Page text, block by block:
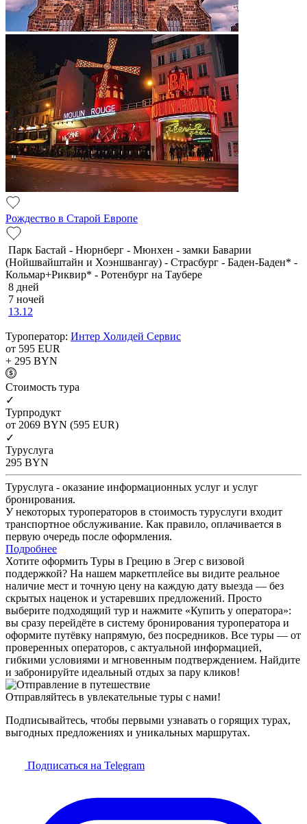
Рождество в Старой Европе
Парк Бастай - Нюрнберг - Мюнхен - замки Баварии
(Нойшвайштайн и Хоэншвангау) - Страсбург - Баден-Баден* -
Кольмар+Риквир* - Ротенбург на Таубере
8 дней
7 ночей
13.12
Туроператор: Интер Холидей Сервис
от 595 EUR
+ 295 BYN
Cтоимость тура
✓
Турпродукт
от 2069 BYN (595 EUR)
✓
Туруслуга
295 BYN
Туруслуга - оказание информационных услуг и услуг
бронирования.
У некоторых туроператоров в стоимость туруслуги входит
транспортное обслуживание. Как правило, оплачивается в
первую очередь после оформления.
Подробнее
Хотите оформить Туры в Грецию в Эгер с визовой
поддержкой? На нашем маркетплейсе вы видите реальное
наличие мест и точную цену на каждую дату выезда — без
скрытых наценок и устаревших предложений. Просто
выберите подходящий тур и нажмите «Купить у оператора»:
вы сразу перейдёте в систему бронирования туроператора и
оформите путёвку напрямую, без посредников. Все туры — от
проверенных операторов, с актуальной информацией,
гибкими условиями и мгновенным подтверждением. Найдите
и забронируйте идеальный отдых за пару кликов!
Отправляйтесь в увлекательные туры с нами!
Подписывайтесь, чтобы первыми узнавать о горящих турах,
выгодных предложениях и уникальных маршрутах.
Подписаться на Telegram